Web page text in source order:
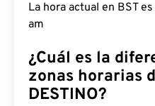
La hora actual en BST
am
¿Cuál es la
zonas horarias
DESTINO?